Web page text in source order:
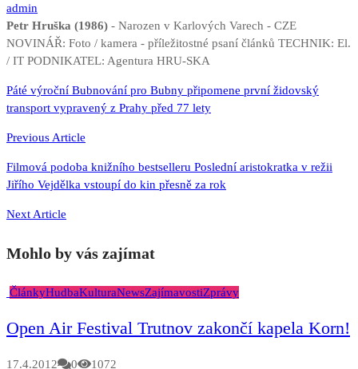
admin
Petr Hruška (1986) - Narozen v Karlových Varech - CZE
NOVINÁŘ: Foto / kamera - příležitostné psaní článků TECHNIK: El.
/ IT PODNIKATEL: Agentura HRU-SKA
Navigace
pro
příspěvek
Páté výroční Bubnování pro Bubny připomene první židovský
transport vypravený z Prahy před 77 lety
Previous Article
Filmová podoba knižního bestselleru Poslední aristokratka v režii
Jiřího Vejdělka vstoupí do kin přesně za rok
Next Article
Mohlo by vás zajímat
ČlánkyHudbaKulturaNewsZajímavostiZprávy
Open Air Festival Trutnov zakončí kapela Korn!
17.4.2012 0 1072